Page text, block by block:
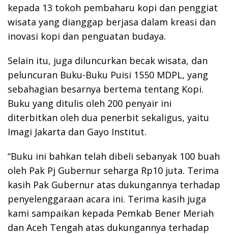
kepada 13 tokoh pembaharu kopi dan penggiat
wisata yang dianggap berjasa dalam kreasi dan
inovasi kopi dan penguatan budaya.
Selain itu, juga diluncurkan becak wisata, dan
peluncuran Buku-Buku Puisi 1550 MDPL, yang
sebahagian besarnya bertema tentang Kopi.
Buku yang ditulis oleh 200 penyair ini
diterbitkan oleh dua penerbit sekaligus, yaitu
Imagi Jakarta dan Gayo Institut.
“Buku ini bahkan telah dibeli sebanyak 100 buah
oleh Pak Pj Gubernur seharga Rp10 juta. Terima
kasih Pak Gubernur atas dukungannya terhadap
penyelenggaraan acara ini. Terima kasih juga
kami sampaikan kepada Pemkab Bener Meriah
dan Aceh Tengah atas dukungannya terhadap